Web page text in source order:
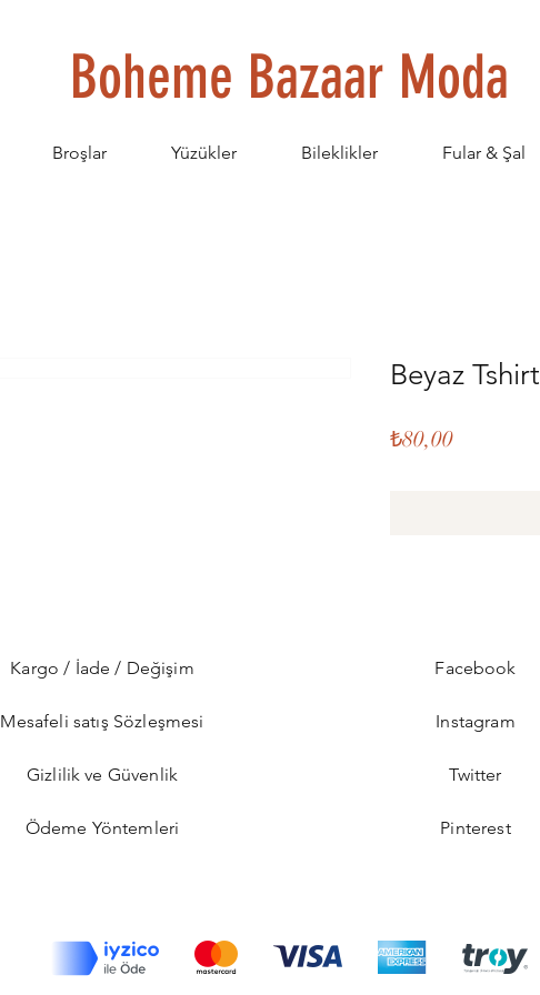
Boheme Bazaar Moda
Broşlar Yüzükler Bileklikler Fular & Şal
Beyaz Tshirt
₺80,00Fiyat
Kargo / İade / Değişim
Mesafeli satış Sözleşmesi
Gizlilik ve Güvenlik
Ödeme Yöntemleri
Facebook
Instagram
Twitter
Pinterest